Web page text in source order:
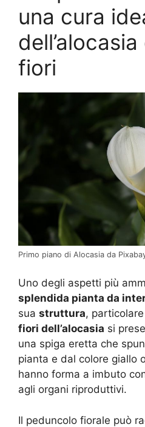
una cura
fiori
Primo piano di Alocasia da
Uno degli aspetti più
splendida pianta da
sua struttura,
fiori dell’alocasia si
una spiga eretta che
pianta e dal colore giallo
hanno forma a imbuto
agli organi riproduttivi.
Il peduncolo fiorale può